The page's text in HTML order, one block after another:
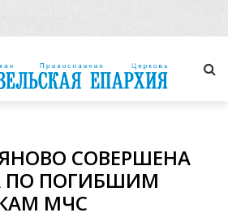
СОВЕРШЕНА
ПО ПОГИБШИМ
МЧС